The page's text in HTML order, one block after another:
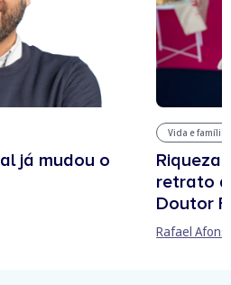
já mudou o
Vida e família
retrato
Doutor
Rafael